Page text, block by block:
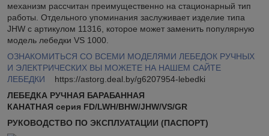
механизм рассчитан преимущественно на стационарный тип
работы. Отдельного упоминания заслуживает изделие типа
JHW с артикулом 11316, которое может заменить популярную
модель лебедки VS 1000.
ОЗНАКОМИТЬСЯ СО ВСЕМИ МОДЕЛЯМИ ЛЕБЕДОК РУЧНЫХ
И ЭЛЕКТРИЧЕСКИХ ВЫ МОЖЕТЕ НА НАШЕМ САЙТЕ
ЛЕБЕДКИ https://astorg.deal.by/g6207954-lebedki
ЛЕБЕДКА РУЧНАЯ БАРАБАННАЯ
КАНАТНАЯ серия FD/LWH/BHW/JHW/VS/GR
РУКОВОДСТВО ПО ЭКСПЛУАТАЦИИ (ПАСПОРТ)